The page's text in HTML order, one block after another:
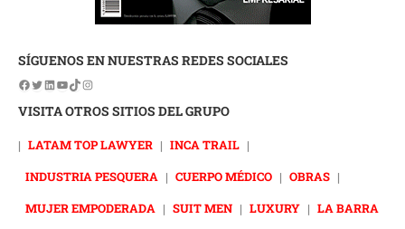
SÍGUENOS EN NUESTRAS REDES SOCIALES
VISITA OTROS SITIOS DEL GRUPO
| LATAM TOP LAWYER | INCA TRAIL |
INDUSTRIA PESQUERA | CUERPO MÉDICO | OBRAS |
MUJER EMPODERADA | SUIT MEN | LUXURY | LA BARRA